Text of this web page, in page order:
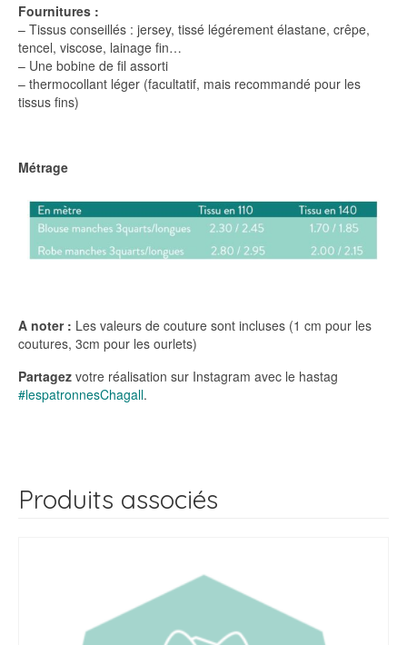
Fournitures :
– Tissus conseillés : jersey, tissé légérement élastane, crêpe,
tencel, viscose, lainage fin…
– Une bobine de fil assorti
– thermocollant léger (facultatif, mais recommandé pour les
tissus fins)
Métrage
A noter : Les valeurs de couture sont incluses (1 cm pour les
coutures, 3cm pour les ourlets)
Partagez votre réalisation sur Instagram avec le hastag
#lespatronnesChagall.
Produits associés